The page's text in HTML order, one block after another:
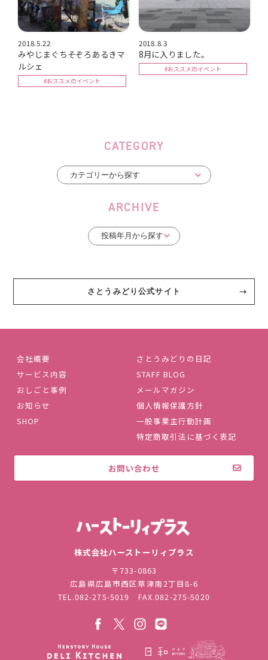
2018.5.22
みやじまぐちそぞろあるきマ
ルシェ
#おススメのイベント
2018.8.3
8月に入りました。
#おススメのイベント
CATEGORY
ARCHIVE
さとうみどり公式サイト
会社概要
サービス内容
おしごと事例
お知らせ
SHOP
さとうみどりの日記
STAFF BLOG
メールマガジン
個人情報保護方針
一般事業主行動計画
特定商取引法に基づく表記
お問い合わせ
株式会社ハーストーリィプラス
〒733-0863
広島県広島市西区草津南2丁目8-6
TEL.082-275-5019 FAX.082-275-5020